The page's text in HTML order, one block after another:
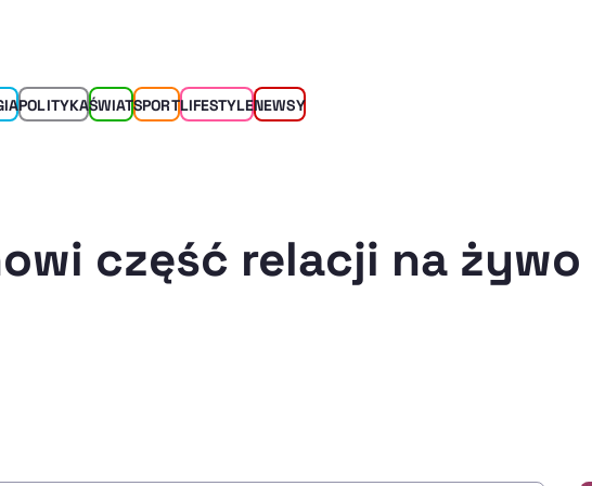
POLITYKAŚWIATSPORTLIFESTYLENEWSY
część relacji na